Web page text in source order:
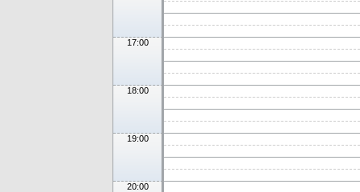
17:00
18:00
19:00
20:00